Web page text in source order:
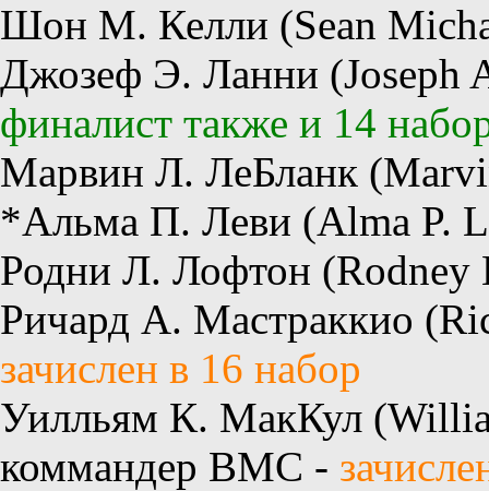
Шон М. Келли (Sean
Джозеф Э. Ланни (Joseph
финалист также и 14
Марвин Л. ЛеБланк
*Альма П. Леви (Alma P.
Родни Л. Лофтон (Rodney
Ричард А. Мастраккио
зачислен в 16 набор
Уилльям К. МакКул
коммандер ВМС -